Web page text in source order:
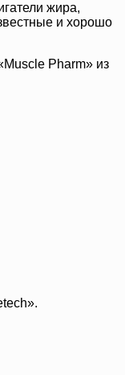
жира,
и хорошо
Pharm» из